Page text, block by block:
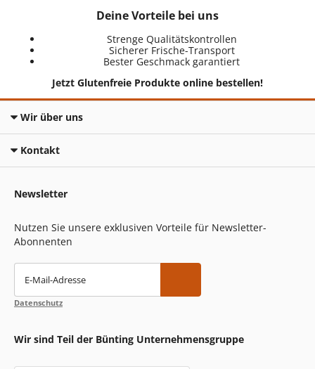
Deine Vorteile bei uns
Strenge Qualitätskontrollen
Sicherer Frische-Transport
Bester Geschmack garantiert
Jetzt Glutenfreie Produkte online bestellen!
Wir über uns
Kontakt
Newsletter
Nutzen Sie unsere exklusiven Vorteile für Newsletter-
Abonnenten
E-Mail-Adresse
Datenschutz
Wir sind Teil der Bünting Unternehmensgruppe